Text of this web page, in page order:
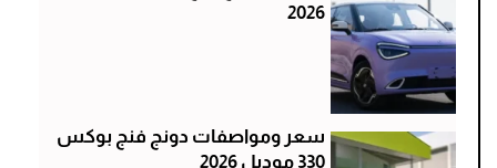
2026
سعر ومواصفات دونج فنج بوكس
330 موديل 2026